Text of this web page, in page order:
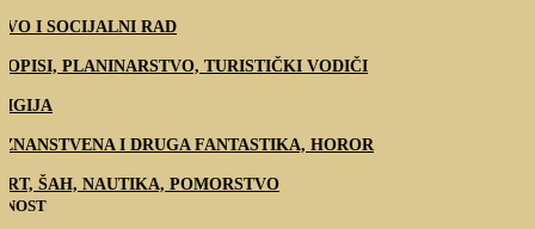
I SOCIJALNI RAD
PLANINARSTVO, TURISTIČKI VODIČI
ZNANSTVENA I DRUGA FANTASTIKA, HOROR
ŠAH, NAUTIKA, POMORSTVO